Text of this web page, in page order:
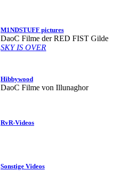
M1NDSTUFF pictures
DaoC Filme der RED FIST Gilde
SKY IS OVER
Hibbywood
DaoC Filme von Illunaghor
RvR-Videos
Sonstige Videos